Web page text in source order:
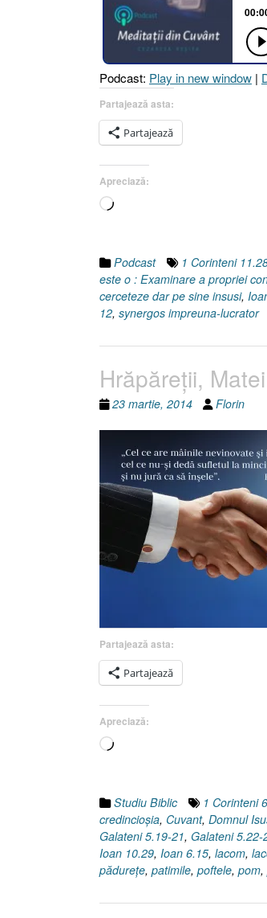
11
I
Podcast: Play in new window |
Partajează asta:
Partajează
Apreciază:
Încarc...
Podcast 1 Corinteni
este o : Examinare a propriei
cerceteze dar pe sine insusi,
12, synergos impreuna-lucrator
Hrăpăreţii,
23 martie, 2014 Florin
Partajează asta:
Partajează
Apreciază:
Încarc...
Studiu Biblic 1 Corinteni
credincioşia, Cuvant, Domnul
Galateni 5.19-21, Galateni 5.22-
Ioan 10.29, Ioan 6.15, lacom,
pădureţe, patimile, poftele, pom,